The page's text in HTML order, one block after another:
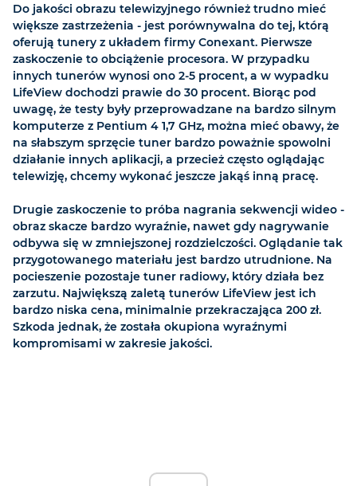
Do jakości obrazu telewizyjnego również trudno mieć
większe zastrzeżenia - jest porównywalna do tej, którą
oferują tunery z układem firmy Conexant. Pierwsze
zaskoczenie to obciążenie procesora. W przypadku
innych tunerów wynosi ono 2-5 procent, a w wypadku
LifeView dochodzi prawie do 30 procent. Biorąc pod
uwagę, że testy były przeprowadzane na bardzo silnym
komputerze z Pentium 4 1,7 GHz, można mieć obawy, że
na słabszym sprzęcie tuner bardzo poważnie spowolni
działanie innych aplikacji, a przecież często oglądając
telewizję, chcemy wykonać jeszcze jakąś inną pracę.
Drugie zaskoczenie to próba nagrania sekwencji wideo -
obraz skacze bardzo wyraźnie, nawet gdy nagrywanie
odbywa się w zmniejszonej rozdzielczości. Oglądanie tak
przygotowanego materiału jest bardzo utrudnione. Na
pocieszenie pozostaje tuner radiowy, który działa bez
zarzutu. Największą zaletą tunerów LifeView jest ich
bardzo niska cena, minimalnie przekraczająca 200 zł.
Szkoda jednak, że została okupiona wyraźnymi
kompromisami w zakresie jakości.